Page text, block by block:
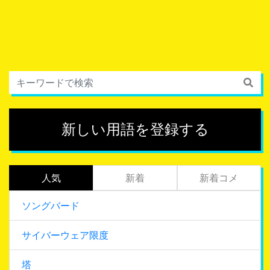
新しい用語を登録する
人気 新着 新着コメ
ソングバード
サイバーウェア限度
塔